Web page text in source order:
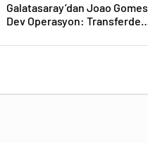
Galatasaray’dan Joao
Dev Operasyon: Transferde